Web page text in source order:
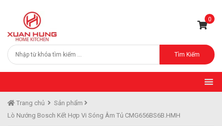
0
Tìm Kiếm
Trang chủ
Sản phẩm
Lò Nướng Bosch Kết Hợp Vi Sóng Âm Tủ CMG656BS6B.HMH